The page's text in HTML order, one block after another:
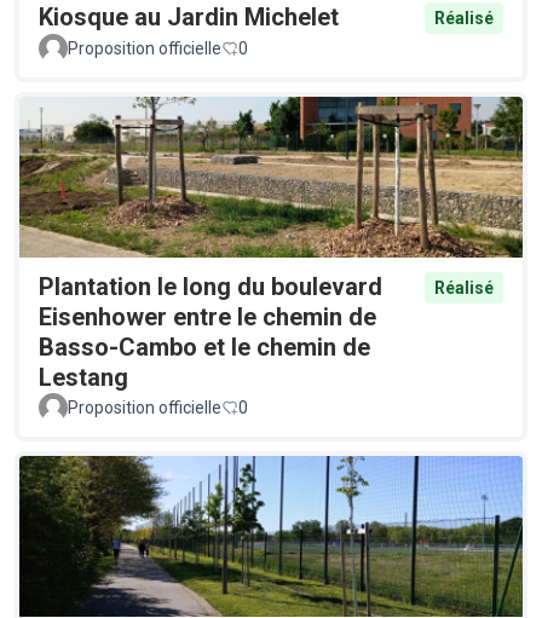
Kiosque au Jardin Michelet
Réalisé
Proposition officielle
0
Plantation le long du boulevard
Eisenhower entre le chemin de
Basso-Cambo et le chemin de
Lestang
Réalisé
Proposition officielle 0